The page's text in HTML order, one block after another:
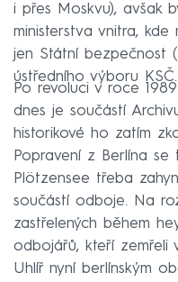
i přes Moskvu), avšak
ministerstva vnitra,
jen Státní bezpečnost
ústředního výboru KSČ.
Po revoluci v roce
dnes je součástí
historikové ho zatím
Popravení z Berlína
Plötzensee třeba
součástí odboje. Na
zastřelených během
odbojářů, kteří zemřeli
Uhlíř nyní berlínským